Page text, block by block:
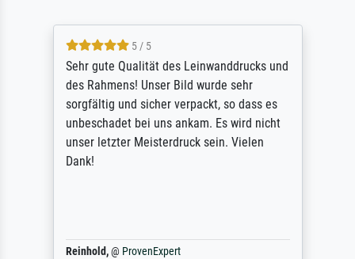
5 / 5
Sehr gute Qualität des Leinwanddrucks und
des Rahmens! Unser Bild wurde sehr
sorgfältig und sicher verpackt, so dass es
unbeschadet bei uns ankam. Es wird nicht
unser letzter Meisterdruck sein. Vielen
Dank!
Reinhold,@ ProvenExpert